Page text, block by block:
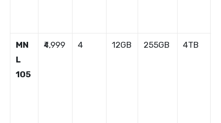
MN
L
105
₹4,999 4 12GB 255GB 4TB